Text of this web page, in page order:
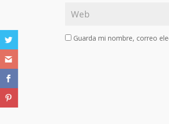
Guarda mi nombre, correo